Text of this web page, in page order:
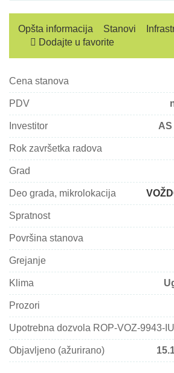
Opšta informacija Stanovi
Dodajte u favorite
Cena stanova
PDV
Investitor AS
Rok završetka radova
Grad
Deo grada, mikrolokacija
Spratnost
Površina stanova
Grejanje
Klima
Prozori
Upotrebna dozvola ROP-VOZ-9943-
Objavljeno (ažurirano)